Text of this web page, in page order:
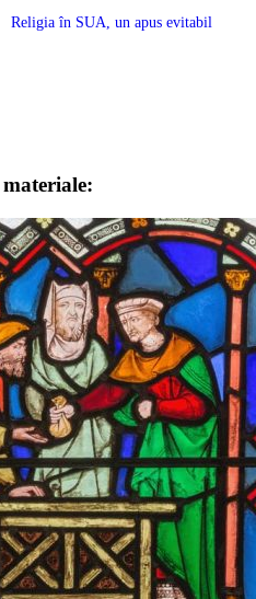
Religia în SUA, un apus evitabil